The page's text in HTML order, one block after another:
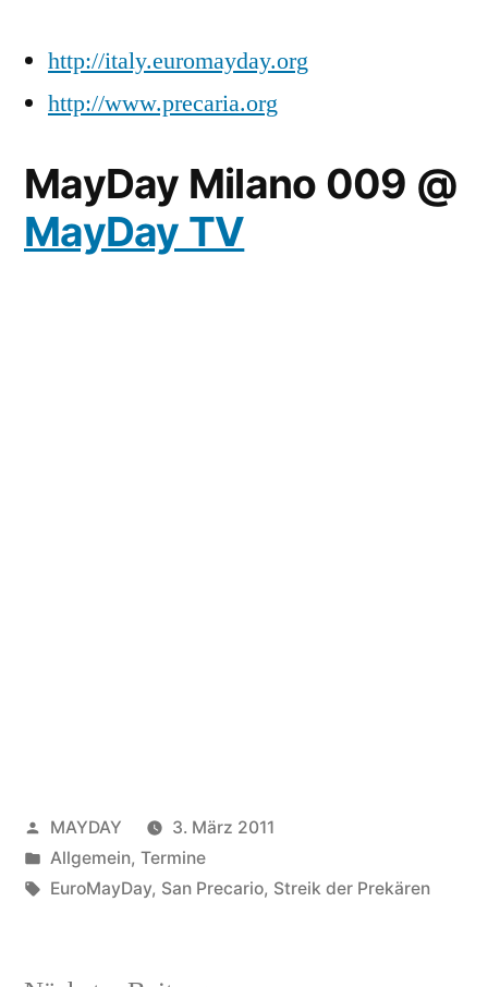
http://italy.euromayday.org
http://www.precaria.org
MayDay Milano 009 @
MayDay TV
Veröffentlicht
von
MAYDAY
3. März 2011
Veröffentlicht
unter
Allgemein, Termine
Schlagwörter:
EuroMayDay, San Precario, Streik der Prekären